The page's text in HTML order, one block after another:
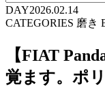
DAY2026.02.14
CATEGORIES 磨き
【FIAT
覚ます。ポ